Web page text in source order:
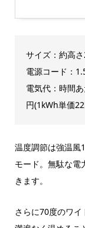
サイズ：約高
電源コード：
電気代：時間
円(1kWh単価
温度調節は強温風
モード。無駄な電
きます。
さらに70度のワ